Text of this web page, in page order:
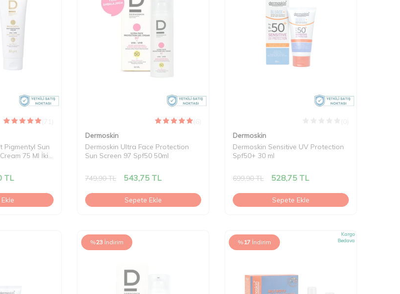
(71)
Pigmentyl Sun
75 Ml İkili
TL
(6)
Dermoskin
Dermoskin Ultra Face Protection
Sun Screen 97 Spf50 50ml
749,90TL 543,75TL
Sepete Ekle
Dermoskin
Dermoskin Sensitive UV Protection
Spf50+ 30 ml
699,90TL 528,75TL
Sepete Ekle
%23 İndirim % 17 İndirim
Kargo
Bedava